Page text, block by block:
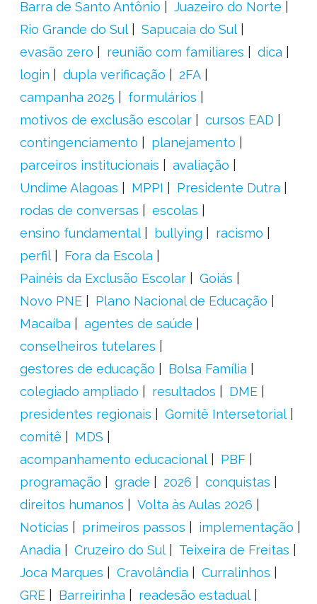
Barra de Santo Antônio
Juazeiro do Norte
Rio Grande do Sul
Sapucaia do Sul
evasão zero
reunião com familiares
dica
login
dupla verificação
2FA
campanha 2025
formulários
motivos de exclusão escolar
cursos EAD
contingenciamento
planejamento
parceiros institucionais
avaliação
Undime Alagoas
MPPI
Presidente Dutra
rodas de conversas
escolas
ensino fundamental
bullying
racismo
perfil
Fora da Escola
Painéis da Exclusão Escolar
Goiás
Novo PNE
Plano Nacional de Educação
Macaíba
agentes de saúde
conselheiros tutelares
gestores de educação
Bolsa Família
colegiado ampliado
resultados
DME
presidentes regionais
Gomitê Intersetorial
comitê
MDS
acompanhamento educacional
PBF
programação
grade 2026
conquistas
direitos humanos
Volta às Aulas 2026
Notícias
primeiros passos
implementação
Anadia
Cruzeiro do Sul
Teixeira de Freitas
Joca Marques
Cravolândia
Curralinhos
GRE
Barreirinha readesão estadual